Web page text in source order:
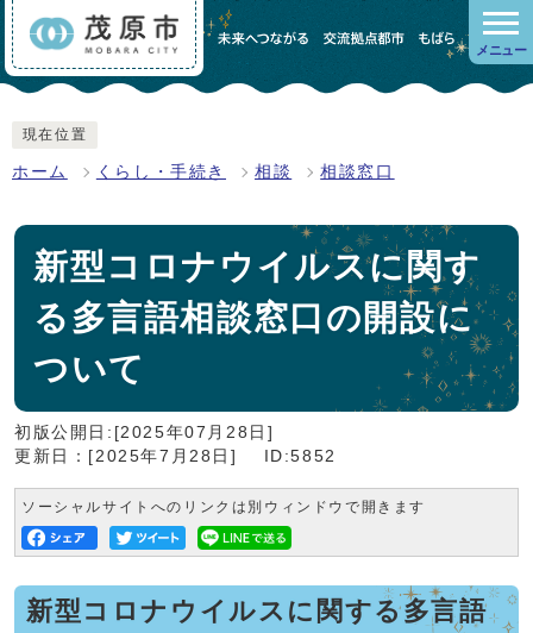
メニュー
現在位置
ホーム くらし・手続き 相談 相談窓口
新型コロナウイルスに関す
る多言語相談窓口の開設に
ついて
初版公開日:[2025年07月28日]
更新日：[2025年7月28日]
ID:5852
ソーシャルサイトへのリンクは別ウィンドウで開きます
新型コロナウイルスに関する多言語